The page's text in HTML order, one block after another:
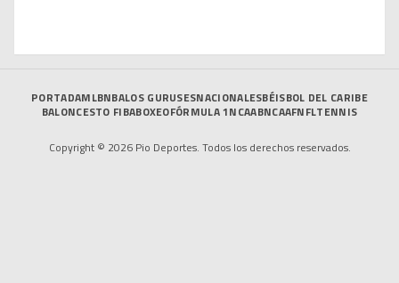
PORTADAMLBNBALOS GURUSESNACIONALESBÉISBOL DEL CARIBE
BALONCESTO FIBABOXEOFÓRMULA 1NCAABNCAAFNFLTENNIS
Copyright © 2026 Pio Deportes. Todos los derechos reservados.